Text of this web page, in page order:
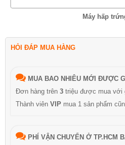
Máy hấp
HỎI ĐÁP MUA HÀNG
MUA BAO NHIÊU MỚI ĐƯỢC
Đơn hàng trên 3 triệu được mua với
Thành viên VIP mua 1 sản phẩm
PHÍ VẬN CHUYỂN Ở TP.HCM